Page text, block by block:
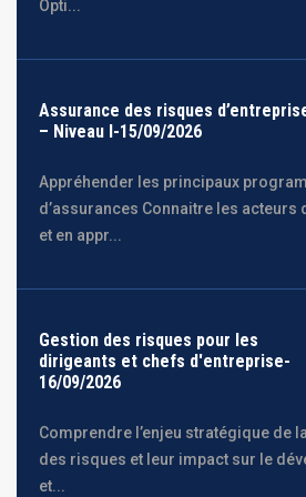
Opti...
Assurance des risques
– Niveau I-15/09/2026
Appréhender les principaux
d’assurances Connaitre les acteurs
et en appr...
Gestion des risques pour les
dirigeants et chefs d'entreprise-
16/09/2026
Comprendre l’enjeu stratégique de
des risques et leur impact sur le
et...